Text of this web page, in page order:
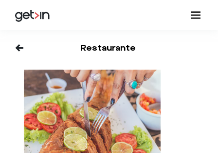
<- Restaurante